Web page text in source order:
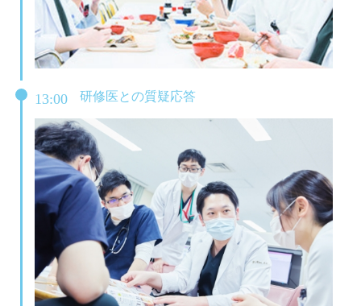
13:00 研修医との質疑応答